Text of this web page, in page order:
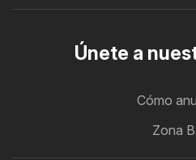
Únete a
Cómo
Zona